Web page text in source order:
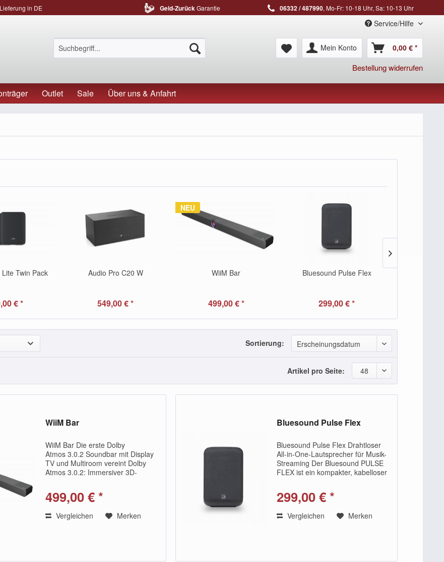
Lieferung in DE Geld-ZurückGarantie 06332 / 487990, Mo-Fr: 10-18 Uhr, Sa: 10-13 Uhr
Service/Hilfe
Mein Konto 0,00 € *
Bestellung widerrufen
Outlet Sale Über uns & Anfahrt
Twin Pack
€ *
Audio Pro C20 W
549,00 € *
NEU
WiiM Bar
499,00 € *
Bluesound Pulse Flex
299,00 € *
Sortierung: Erscheinungsdatum
Artikel pro Seite: 48
WiiM Bar
WiiM Bar Die erste Dolby
Atmos 3.0.2 Soundbar mit Display
TV und Multiroom vereint Dolby
Atmos 3.0.2: Immersiver 3D-
Kabelloses Heimkino Farb-
Touchscreen: Albumcover direkt am
499,00 € *
Vergleichen Merken
Bluesound Pulse Flex
Bluesound Pulse Flex Drahtloser
All-in-One-Lautsprecher für Musik-
Streaming Der Bluesound PULSE
FLEX ist ein kompakter, kabelloser
der jeden Raum in Ihrem Zuhause
mit klarem, detailreichem Klang...
299,00 € *
Vergleichen Merken